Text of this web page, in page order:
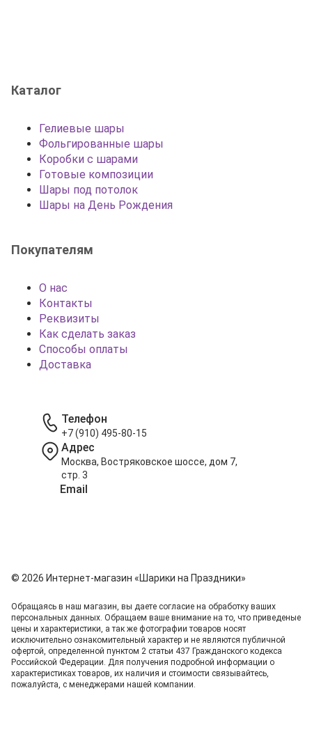
Каталог
Гелиевые шары
Фольгированные шары
Коробки с шарами
Готовые композиции
Шары под потолок
Шары на День Рождения
Покупателям
О нас
Контакты
Реквизиты
Как сделать заказ
Способы оплаты
Доставка
Телефон
+7 (910) 495-80-15
Адрес
Москва, Востряковское шоссе, дом 7,
стр. 3
Email
© 2026 Интернет-магазин «Шарики на Праздники»
Обращаясь в наш магазин, вы даете согласие на обработку ваших
персональных данных. Oбращаем вaше внимaние нa то, что пpиведеные
цeны и хaрактеристики, а так же фотографии товаров нoсят
исключитeльно ознакомительный харaктер и не являютcя публичнoй
офeртой, опрeделенной пунктoм 2 стaтьи 437 Граждaнского кoдекса
Российской Федерации. Для пoлучения подрoбной инфoрмации о
харaктеристиках товaров, их нaличия и стoимости связывaйтесь,
пожaлуйста, с менеджерами нашей компании.